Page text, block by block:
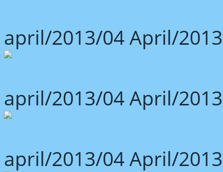
april/2013/04 April/
april/2013/04 April/
april/2013/04 April/